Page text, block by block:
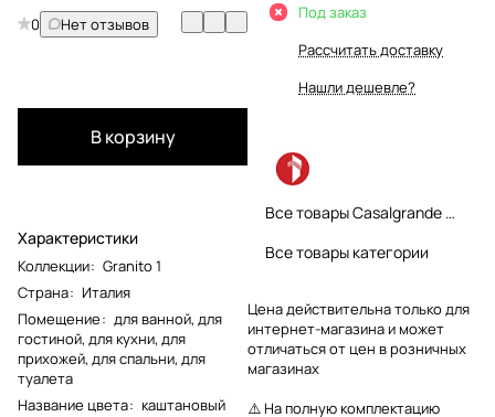
0 Нет отзывов
В корзину
Характеристики
Коллекции: Granito 1
Страна: Италия
Помещение: для ванной, для
гостиной, для кухни, для
прихожей, для спальни, для
туалета
Название цвета: каштановый
Под заказ
Рассчитать доставку
Нашли дешевле?
Все товары Casalgrande Padana
Все товары категории
Цена действительна только для
интернет-магазина и может
отличаться от цен в розничных
магазинах
⚠️ На полную комплектацию